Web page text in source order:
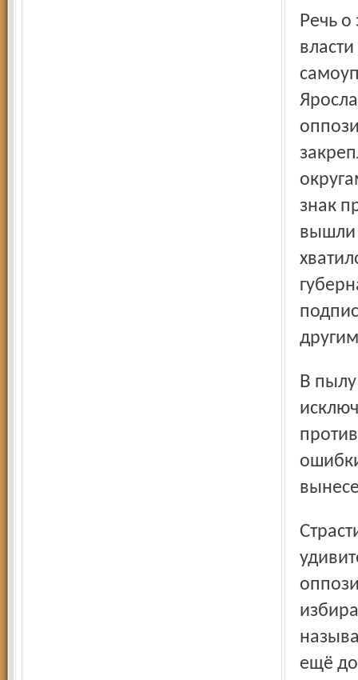
Речь о законе «О выборах в органы государственной
знак
вышли
В пылу полемики на прошлом заседании депутаты
Страсти по нему снова были, а вот «мордасти» – нет. И не
ещё